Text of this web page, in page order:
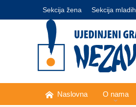
Sekcija žena Sekcija mladih
Naslovna O nama